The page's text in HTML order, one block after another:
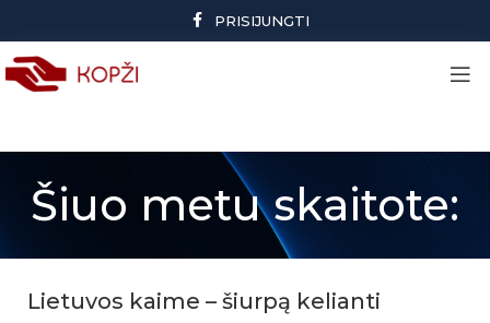
PRISIJUNGTI
Šiuo metu skaitote:
Lietuvos kaime – šiurpą kelianti